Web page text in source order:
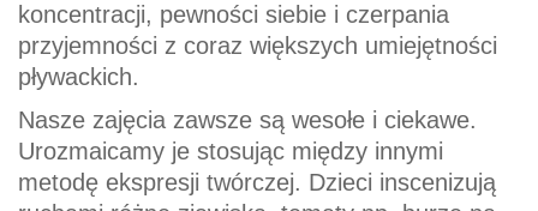
koncentracji, pewności siebie i czerpania
przyjemności z coraz większych umiejętności
pływackich.
Nasze zajęcia zawsze są wesołe i ciekawe.
Urozmaicamy je stosując między innymi
metodę ekspresji twórczej. Dzieci inscenizują